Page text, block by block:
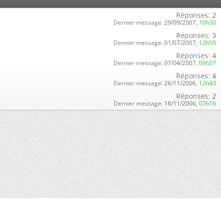
Réponses: 2
Dernier message: 29/09/2007, 10h30
Réponses: 3
Dernier message: 01/07/2007, 12h59
Réponses: 4
Dernier message: 07/04/2007, 09h57
Réponses: 4
Dernier message: 26/11/2006, 12h43
Réponses: 2
Dernier message: 16/11/2006, 07h16